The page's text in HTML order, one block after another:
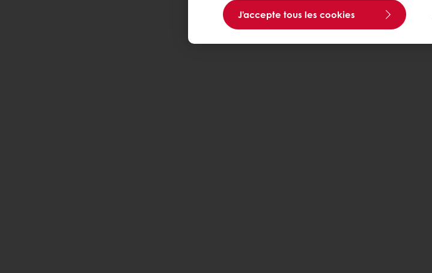
J'accepte tous les cookies